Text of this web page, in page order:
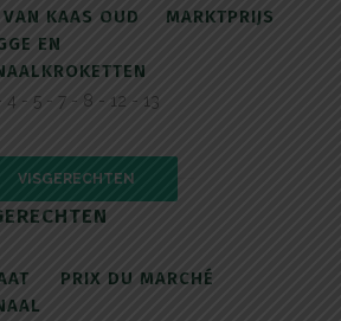
KAAS OUD
EN
MARKTPRIJS
4 - 5 - 7 - 8 - 12 - 13
VISGERECHTEN
PRIX DU MARCHÉ